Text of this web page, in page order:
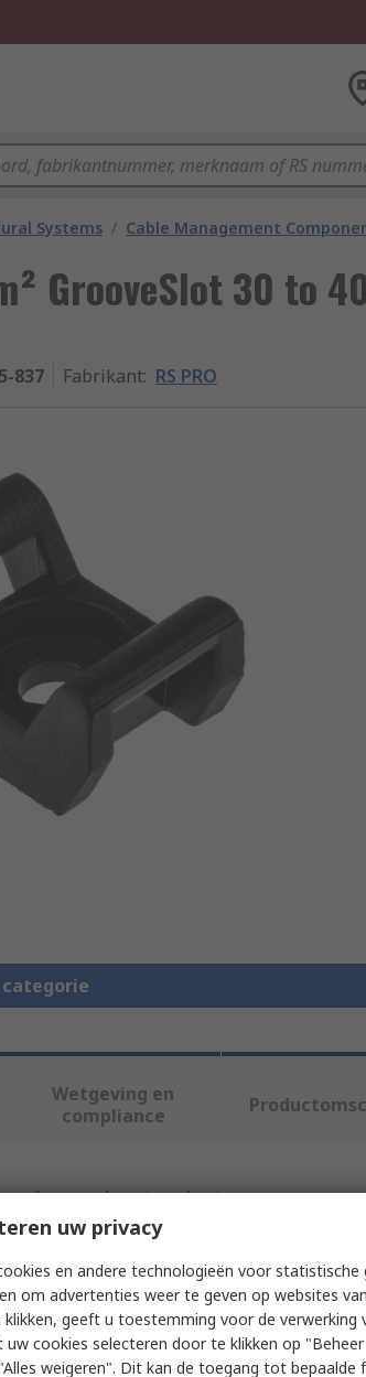
Systems / Cable Management
GrooveSlot 30 to
837 Fabrikant: RS PRO
Wetgeving en
compliance
kenmerken te selecteren.
RS PRO
Cable Clip
uw privacy
en andere technologieën voor statistische
om advertenties weer te geven op websites
geeft u toestemming voor de verwerking
uw cookies selecteren door te klikken op
weigeren". Dit kan de toegang tot bepaalde